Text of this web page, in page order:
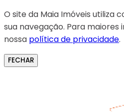
O site da Maia Imóveis utiliza
sua navegação. Para maiores
nossa política de privacidade.
FECHAR